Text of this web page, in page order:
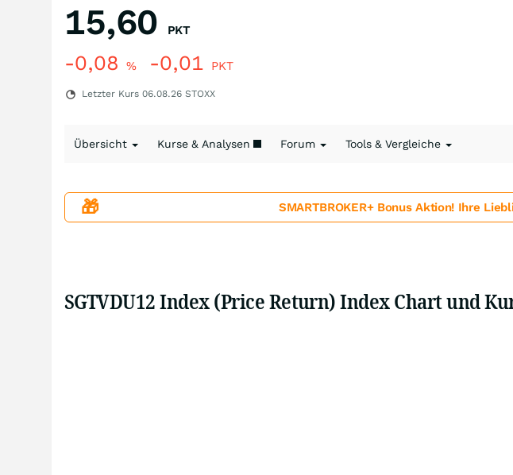
15,60 PKT
-0,08 % -0,01 PKT
Letzter Kurs 06.08.26 STOXX
Übersicht Kurse & Analysen Forum Tools & Vergleiche
🎁 SMARTBROKER+ Bonus Aktion! Ihre
SGTVDU12 Index (Price Return) Index Chart und